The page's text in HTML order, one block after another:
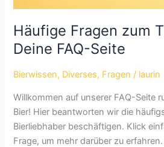
Häufige Fragen zum
Deine FAQ-Seite
Bierwissen, Diverses, Fragen / laurin
Willkommen auf unserer FAQ-Seite
Bier! Hier beantworten wir die
Bierliebhaber beschäftigen. Klick
Frage, um mehr darüber zu